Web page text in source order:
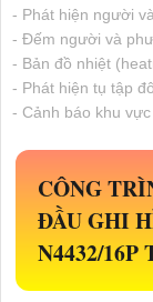
- Phát hiện người
- Đếm người và
- Bản đồ nhiệt
- Phát hiện tụ tập
- Cảnh báo khu
CÔNG
ĐẦU GHI
N4432/16P